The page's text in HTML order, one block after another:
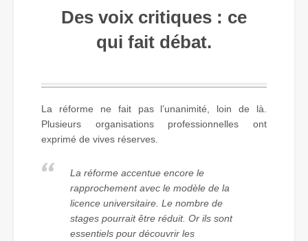
Des voix critiques : ce
qui fait débat.
La réforme ne fait pas l’unanimité, loin de là.
Plusieurs organisations professionnelles ont
exprimé de vives réserves.
La réforme accentue encore le
rapprochement avec le modèle de la
licence universitaire. Le nombre de
stages pourrait être réduit. Or ils sont
essentiels pour découvrir les